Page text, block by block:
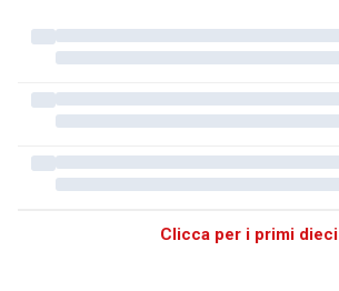
Clicca per i primi dieci